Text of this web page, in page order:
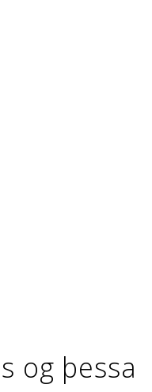
og þessa